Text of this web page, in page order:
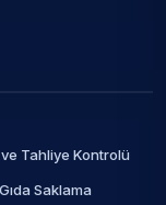
Tahliye Kontrolü
Saklama